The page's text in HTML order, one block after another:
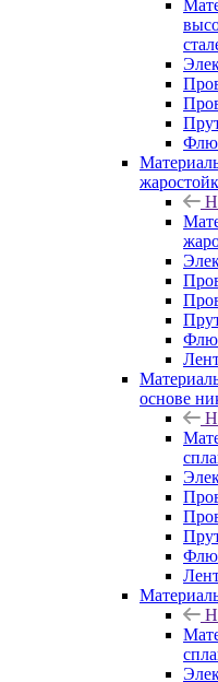
основе